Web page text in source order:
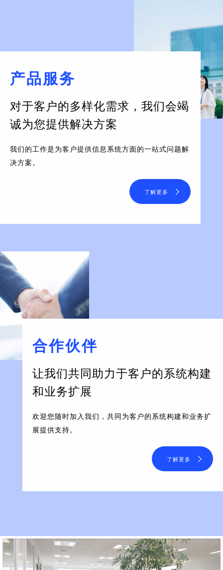
产品服务
对于客户的多样化需求， 我们会竭
诚为您提供解决方案
我们的工作是为客户提供信息系统方面的一站式问题解
决方案。
了解更多
合作伙伴
让我们共同助力于客户的系统构建
和业务扩展
欢迎您随时加入我们，共同为客户的系统构建和业务扩
展提供支持。
了解更多